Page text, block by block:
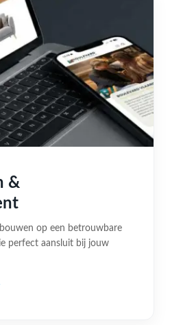
&
op een betrouwbare
perfect aansluit bij jouw